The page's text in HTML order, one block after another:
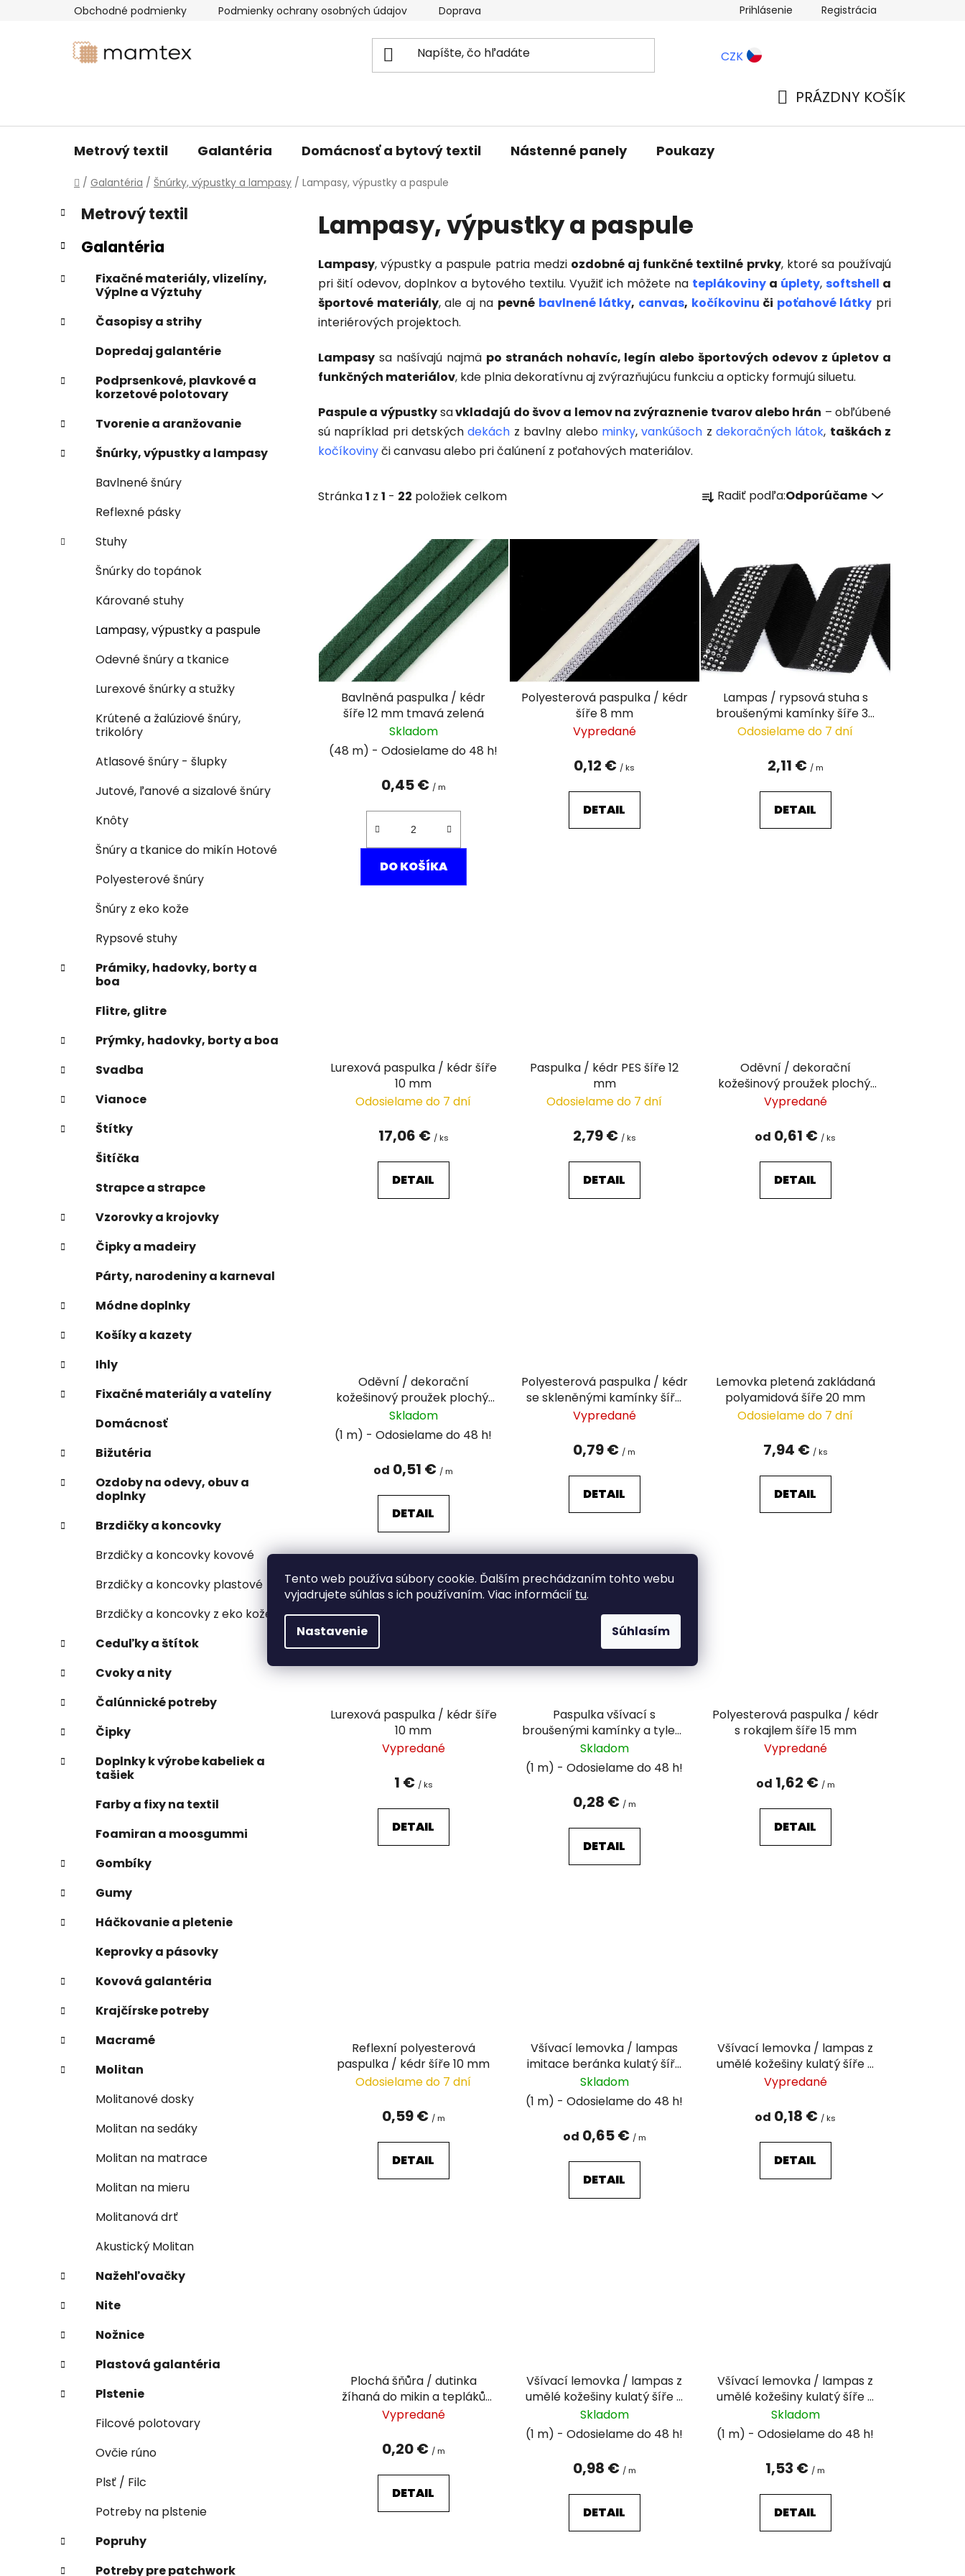
Tento web používa súbory cookie. Ďalším prechádzaním tohto webu
vyjadrujete súhlas s ich používaním. Viac informácií tu.
Nastavenie Súhlasím
Obchodné podmienky Podmienky ochrany osobných údajov Doprava a platba Blog
Prihlásenie Registrácia
CZK
PRÁZDNY KOŠÍK
Metrový textil Galantéria Domácnosť a bytový textil Nástenné panely Poukazy
Domov
/ Galantéria / Šnúrky, výpustky a lampasy / Lampasy, výpustky a paspule
B
o
č
ý
a
l
Preskočiť
kategórie
K
a
t
e
ó
i
e
Metrový textil
Galantéria
Fixačné materiály, vlizelíny,
Výplne a Výztuhy
Časopisy a strihy
Dopredaj galantérie
Podprsenkové, plavkové a
korzetové polotovary
Tvorenie a aranžovanie
Šnúrky, výpustky a lampasy
Bavlnené šnúry
Reflexné pásky
Stuhy
Šnúrky do topánok
Kárované stuhy
Lampasy, výpustky a paspule
Odevné šnúry a tkanice
Lurexové šnúrky a stužky
Krútené a žalúziové šnúry,
trikolóry
Atlasové šnúry - šlupky
Jutové, ľanové a sizalové šnúry
Knôty
Šnúry a tkanice do mikín Hotové
Polyesterové šnúry
Šnúry z eko kože
Rypsové stuhy
Prámiky, hadovky, borty a
boa
Flitre, glitre
Prýmky, hadovky, borty a boa
Svadba
Vianoce
Štítky
Šitíčka
Strapce a strapce
Vzorovky a krojovky
Čipky a madeiry
Párty, narodeniny a karneval
Módne doplnky
Košíky a kazety
Ihly
Fixačné materiály a vatelíny
Domácnosť
Bižutéria
Ozdoby na odevy, obuv a
doplnky
Brzdičky a koncovky
Brzdičky a koncovky kovové
Brzdičky a koncovky plastové
Brzdičky a koncovky z eko kože
Ceduľky a štítok
Cvoky a nity
Čalúnnické potreby
Čipky
Doplnky k výrobe kabeliek a
tašiek
Farby a fixy na textil
Foamiran a moosgummi
Gombíky
Gumy
Háčkovanie a pletenie
Keprovky a pásovky
Kovová galantéria
Krajčírske potreby
Macramé
Molitan
Molitanové dosky
Molitan na sedáky
Molitan na matrace
Molitan na mieru
Molitanová drť
Akustický Molitan
Nažehľovačky
Nite
Nožnice
Plastová galantéria
Plstenie
Filcové polotovary
Ovčie rúno
Plsť / Filc
Potreby na plstenie
Popruhy
Potreby pre patchwork
Lampasy, výpustky a paspule
Lampasy, výpustky a paspule patria medzi ozdobné aj funkčné textilné prvky, ktoré sa používajú
pri šití odevov, doplnkov a bytového textilu. Využiť ich môžete na teplákoviny a úplety, softshell a
športové materiály, ale aj na pevné bavlnené látky, canvas, kočíkovinu či poťahové látky pri
interiérových projektoch.
Lampasy sa našívajú najmä po stranách nohavíc, legín alebo športových odevov z úpletov a
funkčných materiálov, kde plnia dekoratívnu aj zvýrazňujúcu funkciu a opticky formujú siluetu.
Paspule a výpustkysavkladajú do švov a lemov na zvýraznenie tvarov alebo hrán – obľúbené
sú napríklad pri detskýchdekách z bavlny alebo minky,vankúšoch z dekoračných látok, taškách z
kočíkovinyči canvasu alebo pri čalúnení z poťahových materiálov.
Stránka1 z 1 - 22 položiek celkom a
n
i
e
p
r
o
d
Radiť podľa:Odporúčame
r
o
d
Bavlněná paspulka / kédr
šíře 12 mm tmavá zelená
Skladom
(48 m)
0,45 € / m
DO KOŠÍKA
Polyesterová paspulka / kédr
šíře 8 mm
Vypredané
0,12 € / ks
DETAIL
Lampas / rypsová stuha s
broušenými kamínky šíře 30
mm
Odosielame do 7 dní
2,11 € / m
DETAIL
Lurexová paspulka / kédr šíře
10 mm
Odosielame do 7 dní
17,06 € / ks
DETAIL
Paspulka / kédr PES šíře 12
mm
Odosielame do 7 dní
2,79 € / ks
DETAIL
Oděvní / dekorační
kožešinový proužek plochý,
řezaný šíře 2 cm
Vypredané
od 0,61 € / ks
DETAIL
Oděvní / dekorační
kožešinový proužek plochý,
řezaný šíře 1,5 cm
Skladom
(1 m)
od 0,51 € / m
DETAIL
Polyesterová paspulka / kédr
se skleněnými kamínky šíře
10 mm
Vypredané
0,79 € / m
DETAIL
Lemovka pletená zakládaná
polyamidová šíře 20 mm
Odosielame do 7 dní
7,94 € / ks
DETAIL
Lurexová paspulka / kédr šíře
10 mm
Vypredané
1 € / ks
DETAIL
Paspulka všívací s
broušenými kamínky a tylem
šíře 15; 20 mm
Skladom
(1 m)
0,28 € / m
DETAIL
Polyesterová paspulka / kédr
s rokajlem šíře 15 mm
Vypredané
od 1,62 € / m
DETAIL
Reflexní polyesterová
paspulka / kédr šíře 10 mm
Odosielame do 7 dní
0,59 € / m
DETAIL
Všívací lemovka / lampas
imitace beránka kulatý šíře
3,5 cm
Skladom
(1 m)
od 0,65 € / m
DETAIL
Všívací lemovka / lampas z
umělé kožešiny kulatý šíře 3
cm
Vypredané
od 0,18 € / ks
DETAIL
Plochá šňůra / dutinka
žíhaná do mikin a tepláků
šíře 10 mm
Vypredané
0,20 € / m
DETAIL
Všívací lemovka / lampas z
umělé kožešiny kulatý šíře 3
cm
Skladom
(1 m)
0,98 € / m
DETAIL
Všívací lemovka / lampas z
umělé kožešiny kulatý šíře 2
cm
Skladom
(1 m)
1,53 € / m
DETAIL